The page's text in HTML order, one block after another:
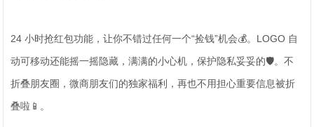
24 小时抢红包功能，让你不错过任何一个“捡钱”机会💰。LOGO 自
动可移动还能摇一摇隐藏，满满的小心机，保护隐私妥妥的🛡️。不
折叠朋友圈，微商朋友们的独家福利，再也不用担心重要信息被折
叠啦📱。